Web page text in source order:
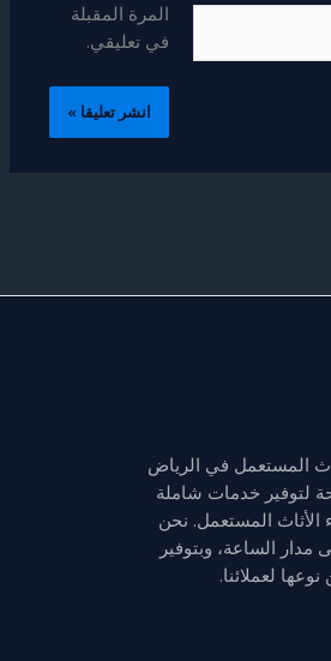
المرة المقبلة
في تعليقي.
المستعمل في الرياض
لتوفير خدمات شاملة
المستعمل. نحن
مدار الساعة، وبتوفير
لعملائنا.